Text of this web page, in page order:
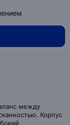
между
Корпус